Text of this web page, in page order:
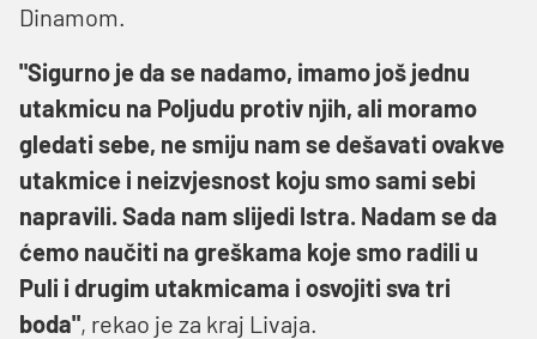
Dinamom.
"Sigurno je da se nadamo, imamo još jednu
utakmicu na Poljudu protiv njih, ali moramo
gledati sebe, ne smiju nam se dešavati ovakve
utakmice i neizvjesnost koju smo sami sebi
napravili. Sada nam slijedi Istra. Nadam se da
ćemo naučiti na greškama koje smo radili u
Puli i drugim utakmicama i osvojiti sva tri
boda", rekao je za kraj Livaja.